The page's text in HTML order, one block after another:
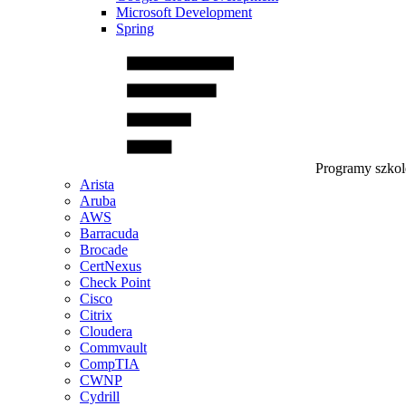
Microsoft Development
Spring
Programy
Arista
Aruba
AWS
Barracuda
Brocade
CertNexus
Check Point
Cisco
Citrix
Cloudera
Commvault
CompTIA
CWNP
Cydrill